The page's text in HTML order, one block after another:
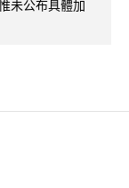
未公布具體加